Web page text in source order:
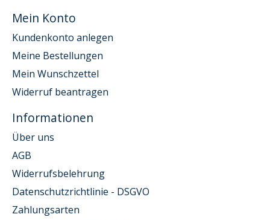
Mein Konto
Kundenkonto anlegen
Meine Bestellungen
Mein Wunschzettel
Widerruf beantragen
Informationen
Über uns
AGB
Widerrufsbelehrung
Datenschutzrichtlinie - DSGVO
Zahlungsarten